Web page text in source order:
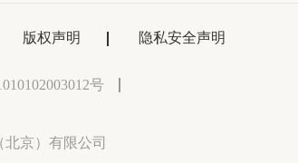
版权声明 隐私安全声明
号
京）有限公司